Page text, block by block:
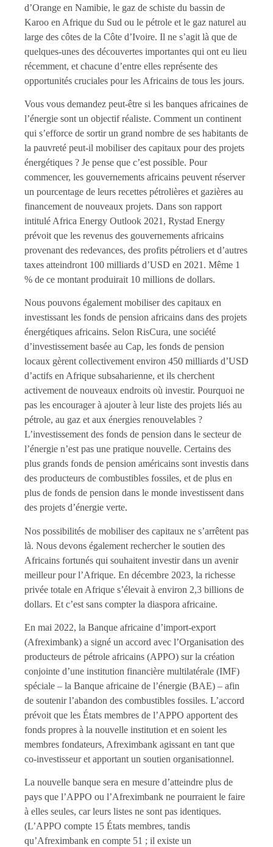
d’Orange en Namibie, le gaz de schiste du bassin de
Karoo en Afrique du Sud ou le pétrole et le gaz naturel au
large des côtes de la Côte d’Ivoire. Il ne s’agit là que de
quelques-unes des découvertes importantes qui ont eu lieu
récemment, et chacune d’entre elles représente des
opportunités cruciales pour les Africains de tous les jours.
Vous vous demandez peut-être si les banques africaines de
l’énergie sont un objectif réaliste. Comment un continent
qui s’efforce de sortir un grand nombre de ses habitants de
la pauvreté peut-il mobiliser des capitaux pour des projets
énergétiques ? Je pense que c’est possible. Pour
commencer, les gouvernements africains peuvent réserver
un pourcentage de leurs recettes pétrolières et gazières au
financement de nouveaux projets. Dans son rapport
intitulé Africa Energy Outlook 2021, Rystad Energy
prévoit que les revenus des gouvernements africains
provenant des redevances, des profits pétroliers et d’autres
taxes atteindront 100 milliards d’USD en 2021. Même 1
% de ce montant produirait 10 millions de dollars.
Nous pouvons également mobiliser des capitaux en
investissant les fonds de pension africains dans des projets
énergétiques africains. Selon RisCura, une société
d’investissement basée au Cap, les fonds de pension
locaux gèrent collectivement environ 450 milliards d’USD
d’actifs en Afrique subsaharienne, et ils cherchent
activement de nouveaux endroits où investir. Pourquoi ne
pas les encourager à ajouter à leur liste des projets liés au
pétrole, au gaz et aux énergies renouvelables ?
L’investissement des fonds de pension dans le secteur de
l’énergie n’est pas une pratique nouvelle. Certains des
plus grands fonds de pension américains sont investis dans
des producteurs de combustibles fossiles, et de plus en
plus de fonds de pension dans le monde investissent dans
des projets d’énergie verte.
Nos possibilités de mobiliser des capitaux ne s’arrêtent pas
là. Nous devons également rechercher le soutien des
Africains fortunés qui souhaitent investir dans un avenir
meilleur pour l’Afrique. En décembre 2023, la richesse
privée totale en Afrique s’élevait à environ 2,3 billions de
dollars. Et c’est sans compter la diaspora africaine.
En mai 2022, la Banque africaine d’import-export
(Afreximbank) a signé un accord avec l’Organisation des
producteurs de pétrole africains (APPO) sur la création
conjointe d’une institution financière multilatérale (IMF)
spéciale – la Banque africaine de l’énergie (BAE) – afin
de soutenir l’abandon des combustibles fossiles. L’accord
prévoit que les États membres de l’APPO apportent des
fonds propres à la nouvelle institution et en soient les
membres fondateurs, Afreximbank agissant en tant que
co-investisseur et apportant un soutien organisationnel.
La nouvelle banque sera en mesure d’atteindre plus de
pays que l’APPO ou l’Afreximbank ne pourraient le faire
à elles seules, car leurs listes ne sont pas identiques.
(L’APPO compte 15 États membres, tandis
qu’Afreximbank en compte 51 ; il existe un